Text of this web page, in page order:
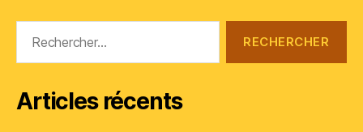
Articles récents